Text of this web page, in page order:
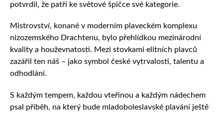
potvrdil, že patří ke světové špičce své kategorie.
Mistrovství, konané v moderním plaveckém komplexu
nizozemského Drachtenu, bylo přehlídkou mezinárodní
kvality a houževnatosti. Mezi stovkami elitních plavců
zazářil ten náš – jako symbol české vytrvalosti, talentu a
odhodlání.
S každým tempem, každou vteřinou a každým nádechem
psal příběh, na který bude mladoboleslavské plavání ještě